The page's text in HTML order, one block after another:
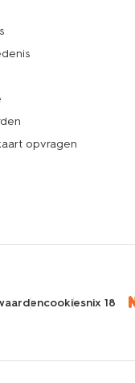
opvragen
cookiesnix 18